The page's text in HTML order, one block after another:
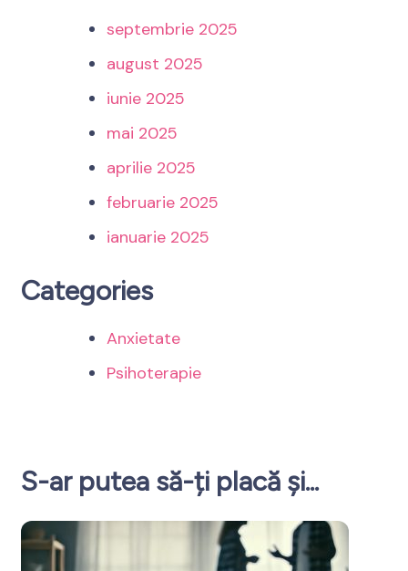
septembrie 2025
august 2025
iunie 2025
mai 2025
aprilie 2025
februarie 2025
ianuarie 2025
Categories
Anxietate
Psihoterapie
S-ar putea să-ți placă și...